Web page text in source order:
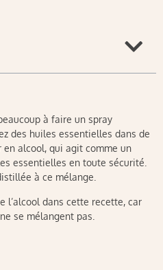
à faire un spray
des huiles essentielles dans de
en alcool, qui agit comme un
essentielles en toute sécurité.
à ce mélange.
l’alcool dans cette recette, car
se mélangent pas.